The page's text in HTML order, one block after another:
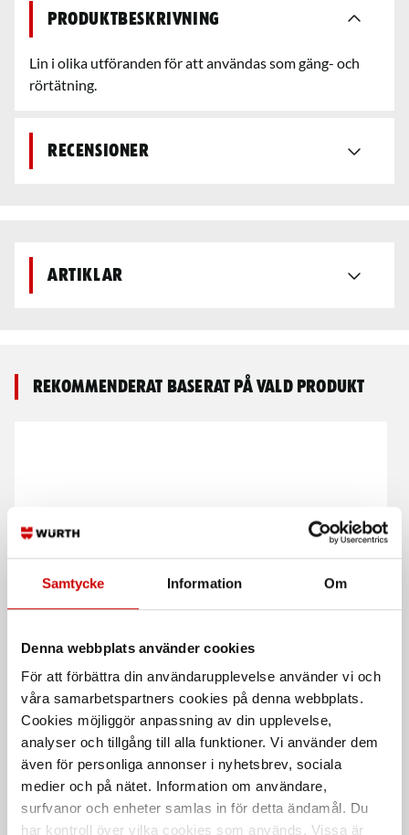
Samtycke Information Om
Denna webbplats använder cookies
För att förbättra din användarupplevelse använder vi och
våra samarbetspartners cookies på denna webbplats.
Cookies möjliggör anpassning av din upplevelse,
analyser och tillgång till alla funktioner. Vi använder dem
även för personliga annonser i nyhetsbrev, sociala
medier och på nätet. Information om användare,
surfvanor och enheter samlas in för detta ändamål. Du
har kontroll över vilka cookies som används. Vissa är
Produktbeskrivning
Lin i olika utföranden för att användas som gäng- och
rörtätning.
Recensioner
Artiklar
Rekommenderat baserat på vald produkt
Gängtätningspasta